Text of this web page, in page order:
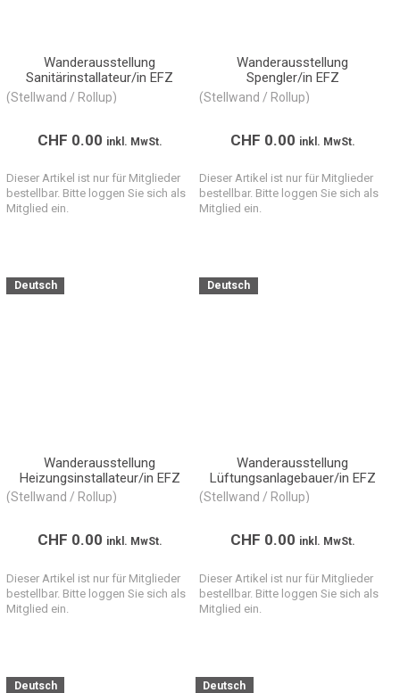
Wanderausstellung
Sanitärinstallateur/in EFZ
(Stellwand / Rollup)
CHF 0.00 inkl. MwSt.
Dieser Artikel ist nur für Mitglieder
bestellbar. Bitte loggen Sie sich als
Mitglied ein.
Wanderausstellung
Spengler/in EFZ
(Stellwand / Rollup)
CHF 0.00 inkl. MwSt.
Dieser Artikel ist nur für Mitglieder
bestellbar. Bitte loggen Sie sich als
Mitglied ein.
Deutsch
Wanderausstellung
Heizungsinstallateur/in EFZ
(Stellwand / Rollup)
CHF 0.00 inkl. MwSt.
Dieser Artikel ist nur für Mitglieder
bestellbar. Bitte loggen Sie sich als
Mitglied ein.
Deutsch
Wanderausstellung
Lüftungsanlagebauer/in EFZ
(Stellwand / Rollup)
CHF 0.00 inkl. MwSt.
Dieser Artikel ist nur für Mitglieder
bestellbar. Bitte loggen Sie sich als
Mitglied ein.
Deutsch Deutsch